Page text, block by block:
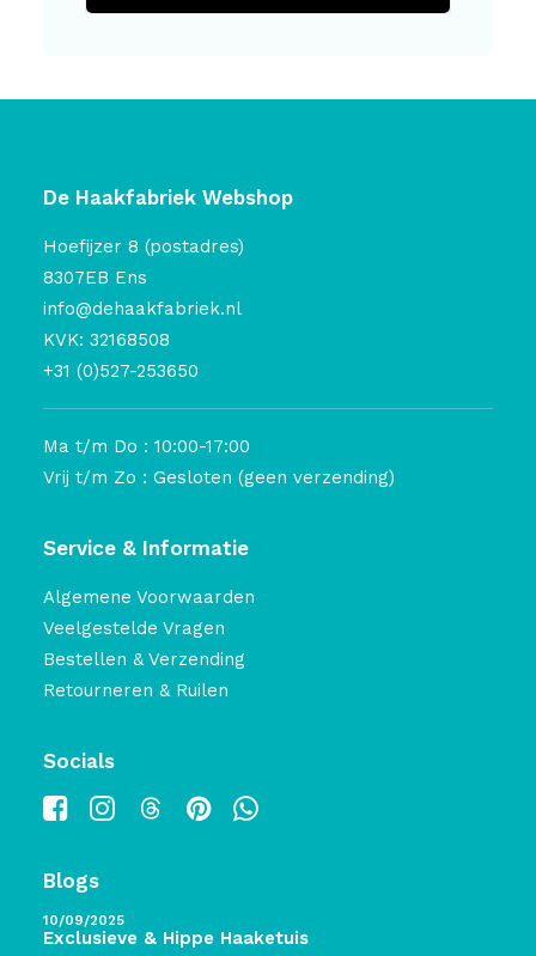
De Haakfabriek Webshop
Hoefijzer 8 (postadres)
8307EB Ens
info@dehaakfabriek.nl
KVK: 32168508
+31 (0)527-253650
Ma t/m Do : 10:00-17:00
Vrij t/m Zo : Gesloten (geen verzending)
Service & Informatie
Algemene Voorwaarden
Veelgestelde Vragen
Bestellen & Verzending
Retourneren & Ruilen
Socials
Blogs
10/09/2025
Exclusieve & Hippe Haaketuis